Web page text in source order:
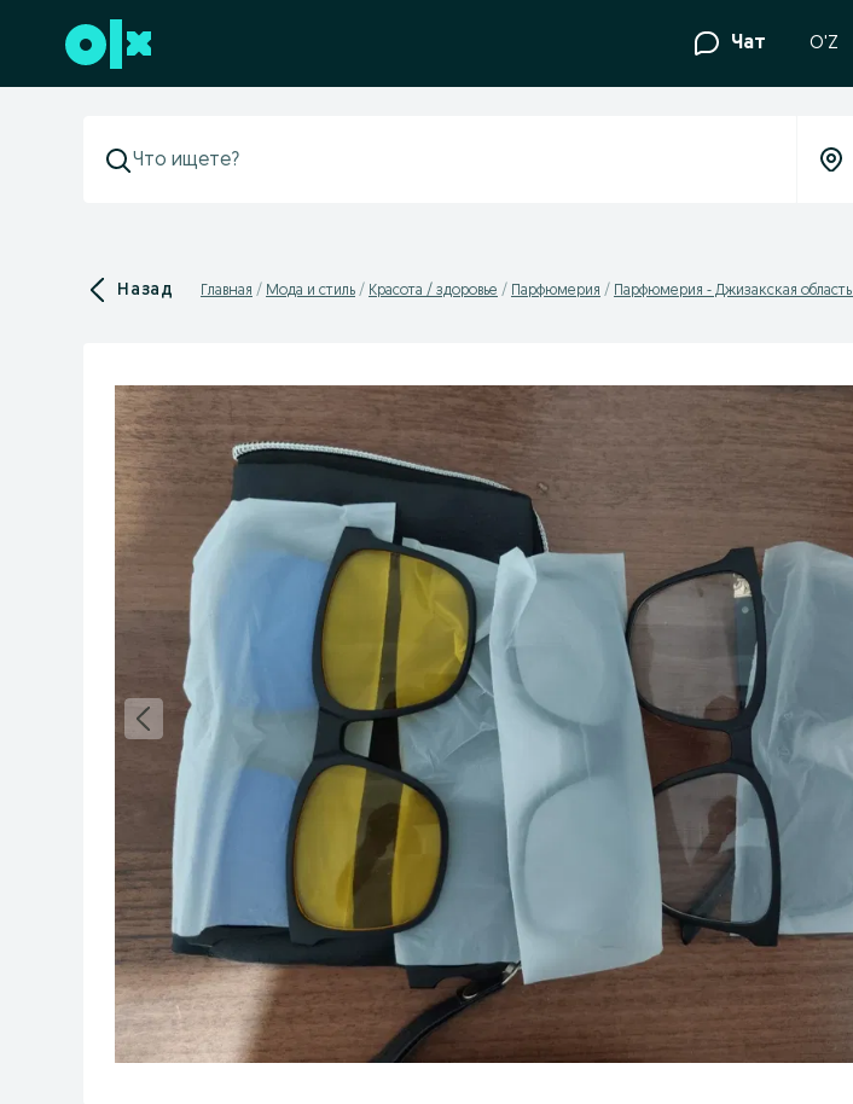
Перейти к нижнему колонтитулу Чат O'Z
Назад Главная Мода и стиль Красота / здоровье Парфюмерия Парфюмерия - Джизакская область